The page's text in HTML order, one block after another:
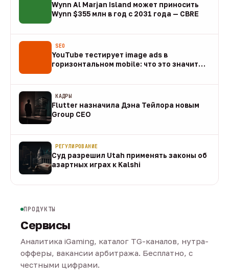
Wynn Al Marjan Island может приносить
Wynn $355 млн в год с 2031 года — CBRE
SEO
YouTube тестирует image ads в
горизонтальном mobile: что это значит
КАДРЫ
Flutter назначила Дэна Тейлора новым
Group CEO
РЕГУЛИРОВАНИЕ
Суд разрешил Utah применять законы об
азартных играх к Kalshi
ПРОДУКТЫ
Сервисы
Аналитика iGaming, каталог TG-каналов, нутра-
офферы, вакансии арбитража. Бесплатно, с
честными цифрами.